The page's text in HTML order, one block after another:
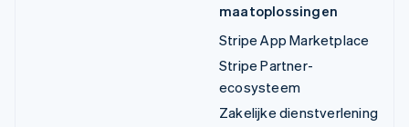
maatoplossingen
Stripe App Marketplace
Stripe Partner-
ecosysteem
Zakelijke dienstverlening